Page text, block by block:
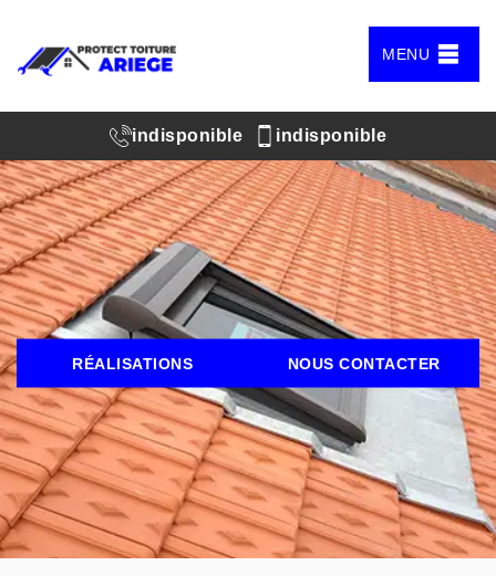
MENU
indisponible indisponible
RÉALISATIONS NOUS CONTACTER